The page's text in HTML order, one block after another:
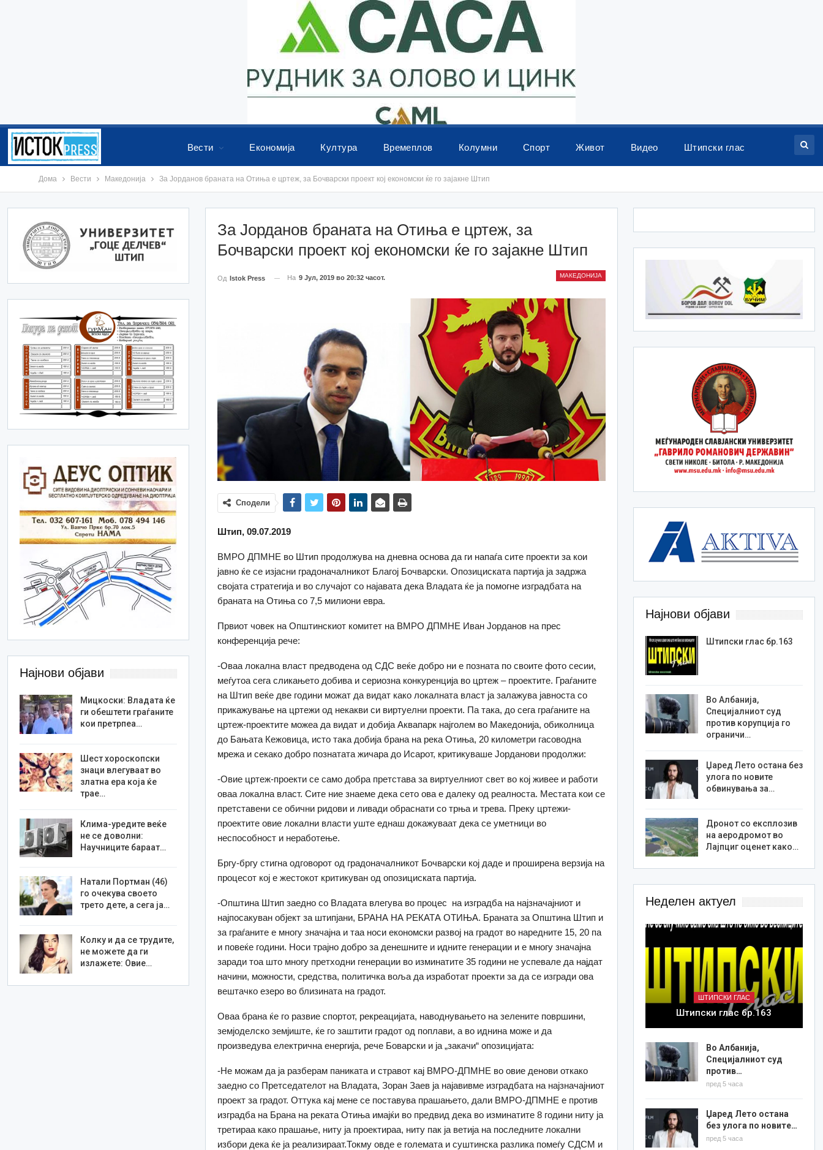
Вести Економија Култура Времеплов Колумни Спорт Живот Видео Штипски глас
Дома Вести Македонија За Јорданов браната на Отиња е цртеж, за Бочварски проект кој економски ќе го зајакне Штип
За Јорданов браната на Отиња е цртеж, за
Бочварски проект кој економски ќе го зајакне Штип
МАКЕДОНИЈА
Од Istok Press На 9 Јул, 2019 во 20:32 часот.
Сподели
Штип, 09.07.2019
ВМРО ДПМНЕ во Штип продолжува на дневна основа да ги напаѓа сите проекти за кои
јавно ќе се изјасни градоначалникот Благој Бочварски. Опозициската партија ја задржа
својата стратегија и во случајот со најавата дека Владата ќе ја помогне изградбата на
браната на Отиња со 7,5 милиони евра.
Првиот човек на Општинскиот комитет на ВМРО ДПМНЕ Иван Јорданов на прес
конференција рече:
-Оваа локална власт предводена од СДС веќе добро ни е позната по своите фото сесии,
меѓутоа сега сликањето добива и сериозна конкуренција во цртеж – проектите. Граѓаните
на Штип веќе две години можат да видат како локалната власт ја залажува јавноста со
прикажување на цртежи од некакви си виртуелни проекти. Па така, до сега граѓаните на
цртеж-проектите можеа да видат и добија Аквапарк најголем во Македонија, обиколница
до Бањата Кежовица, исто така добија брана на река Отиња, 20 километри гасоводна
мрежа и секако добро познатата жичара до Исарот, критикуваше Јорданови продолжи:
-Овие цртеж-проекти се само добра претстава за виртуелниот свет во кој живее и работи
оваа локална власт. Сите ние знаеме дека сето ова е далеку од реалноста. Местата кои се
претставени се обични ридови и ливади обраснати со трња и трева. Преку цртежи-
проектите овие локални власти уште еднаш докажуваат дека се уметници во
неспособност и неработење.
Бргу-бргу стигна одговорот од градоначалникот Бочварски кој даде и проширена верзија на
процесот кој е жестокот критикуван од опозициската партија.
-Општина Штип заедно со Владата влегува во процес на изградба на најзначајниот и
најпосакуван објект за штипјани, БРАНА НА РЕКАТА ОТИЊА. Браната за Општина Штип и
за граѓаните е многу значајна и таа носи економски развој на градот во наредните 15, 20 па
и повеќе години. Носи трајно добро за денешните и идните генерации и е многу значајна
заради тоа што многу претходни генерации во изминатите 35 години не успевале да најдат
начини, можности, средства, политичка воља да изработат проекти за да се изгради ова
вештачко езеро во близината на градот.
Оваа брана ќе го развие спортот, рекреацијата, наводнувањето на зелените површини,
земјоделско земјиште, ќе го заштити градот од поплави, а во иднина може и да
произведува електрична енергија, рече Боварски и ја „закачи“ опозицијата:
-Не можам да ја разберам паниката и стравот кај ВМРО-ДПМНЕ во овие денови откако
заедно со Претседателот на Владата, Зоран Заев ја најавивме изградбата на најзначајниот
проект за градот. Оттука кај мене се поставува прашањето, дали ВМРО-ДПМНЕ е против
изградба на Брана на реката Отиња имајќи во предвид дека во изминатите 8 години ниту ја
третираа како прашање, ниту ја проектираа, ниту пак ја ветија на последните локални
избори дека ќе ја реализираат.Токму овде е големата и суштинска разлика помеѓу СДСМ и
Најнови објави
Штипски глас бр.163
Во Албанија,
Специјалниот суд
против корупција го
ограничи…
Џаред Лето остана без
улога по новите
обвинувања за…
Дронот со експлозив
на аеродромот во
Лајпциг оценет како…
Неделен актуел
ШТИПСКИ ГЛАС
Штипски глас бр.163
Во Албанија,
Специјалниот суд
против…
пред 5 часа
Џаред Лето остана
без улога по новите…
пред 5 часа
Најнови објави
Мицкоски: Владата ќе
ги обештети граѓаните
кои претрпеа…
Шест хороскопски
знаци влегуваат во
златна ера која ќе
трае…
Клима-уредите веќе
не се доволни:
Научниците бараат…
Натали Портман (46)
го очекува своето
трето дете, а сега ја…
Колку и да се трудите,
не можете да ги
излажете: Овие…